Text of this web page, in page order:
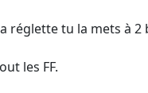
réglette tu la mets à
les FF.